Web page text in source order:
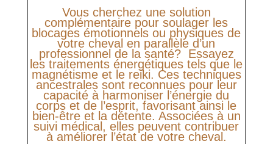
Vous cherchez une solution
complémentaire pour soulager les
blocages émotionnels ou physiques de
votre cheval en parallèle d’un
professionnel de la santé? Essayez
les traitements énergétiques tels que le
magnétisme et le reiki. Ces techniques
ancestrales sont reconnues pour leur
capacité à harmoniser l’énergie du
corps et de l’esprit, favorisant ainsi le
bien-être et la détente. Associées à un
suivi médical, elles peuvent contribuer
à améliorer l’état de votre cheval.